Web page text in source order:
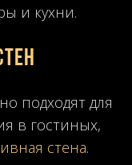
и кухни.
подходят для
в гостиных,
стена.